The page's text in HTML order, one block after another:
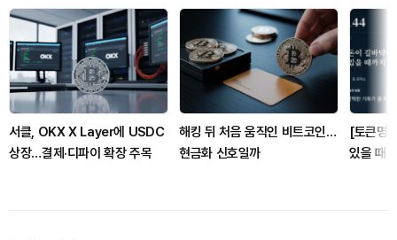
서클, OKX X Layer에 USDC
상장…결제·디파이 확장 주목
해킹 뒤 처음 움직인 비트코인…
현금화 신호일까
[토큰명
있을 때